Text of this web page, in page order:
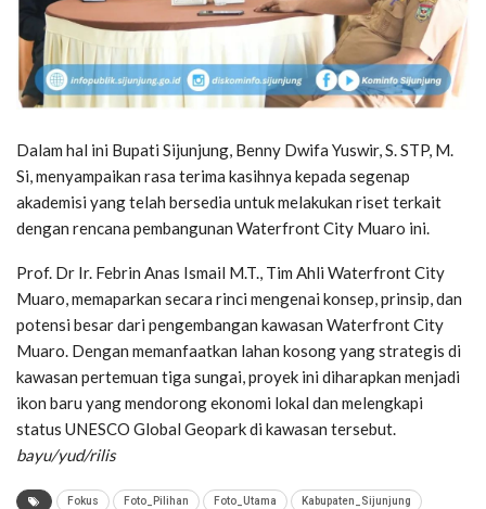
Dalam hal ini Bupati Sijunjung, Benny Dwifa Yuswir, S. STP, M.
Si, menyampaikan rasa terima kasihnya kepada segenap
akademisi yang telah bersedia untuk melakukan riset terkait
dengan rencana pembangunan Waterfront City Muaro ini.
Prof. Dr Ir. Febrin Anas Ismail M.T., Tim Ahli Waterfront City
Muaro, memaparkan secara rinci mengenai konsep, prinsip, dan
potensi besar dari pengembangan kawasan Waterfront City
Muaro. Dengan memanfaatkan lahan kosong yang strategis di
kawasan pertemuan tiga sungai, proyek ini diharapkan menjadi
ikon baru yang mendorong ekonomi lokal dan melengkapi
status UNESCO Global Geopark di kawasan tersebut.
bayu/yud/rilis
Fokus Foto_Pilihan Foto_Utama Kabupaten_Sijunjung